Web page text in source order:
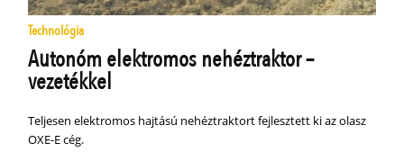
Technológia
Autonóm elektromos nehéztraktor –
vezetékkel
Teljesen elektromos hajtású nehéztraktort fejlesztett ki az olasz
OXE-E cég.